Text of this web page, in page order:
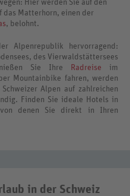
Hier werden Sie auf den
das Matterhorn, einen der
, belohnt.
Alpenrepublik hervorragend:
des Vierwaldstättersees
Sie Ihre
Radreise im
Mountainbike fahren, werden
Alpen auf zahlreichen
Finden Sie ideale Hotels in
von denen Sie direkt in Ihren
in der Schweiz